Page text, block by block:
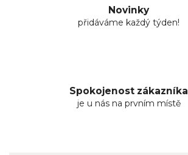
Novinky
přidáváme každý týden!
Spokojenost zákazníka
je u nás na prvním místě